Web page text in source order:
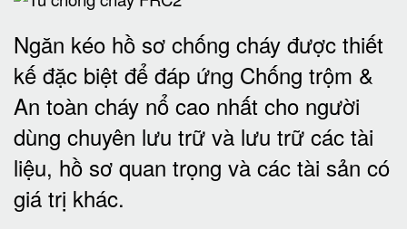
Ngăn kéo hồ sơ chống cháy được thiết
kế đặc biệt để đáp ứng Chống trộm &
An toàn cháy nổ cao nhất cho người
dùng chuyên lưu trữ và lưu trữ các tài
liệu, hồ sơ quan trọng và các tài sản có
giá trị khác.